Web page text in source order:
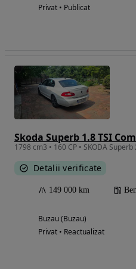
Privat • Publicat
Skoda Superb 1.8 TSI
1798 cm3 • 160 CP • SKODA
Detalii verificate
149 000 km
Buzau (Buzau)
Privat • Reactualizat